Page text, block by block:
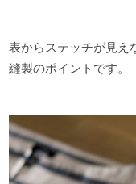
表からステッチが見え
縫製のポイントです。